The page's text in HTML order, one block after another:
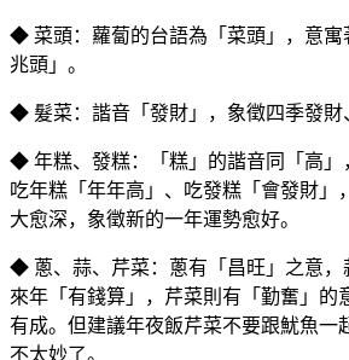
◆ 菜頭：蘿蔔的台語為「菜頭」，意寓
兆頭」。
◆ 髮菜：諧音「發財」，象徵四季發財
◆ 年糕、發糕：「糕」的諧音同「高」
吃年糕「年年高」、吃發糕「會發財」
大愈深，象徵新的一年運勢愈好。
◆ 蔥、蒜、芹菜：蔥有「昌旺」之意，
來年「有錢算」，芹菜則有「勤奮」的
有成。但建議年夜飯芹菜不要跟魷魚一
不太妙了。